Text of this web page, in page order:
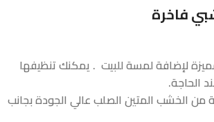
فاخرة
لإضافة لمسة للبيت . يمكنك تنظيفها
الحاجة.
من الخشب المتين الصلب عالي الجودة بجانب